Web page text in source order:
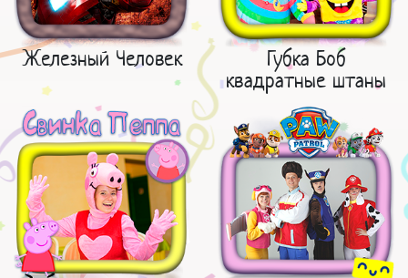
Железный Человек
Губка Боб
квадратные штаны